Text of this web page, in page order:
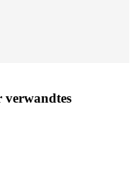
verwandtes